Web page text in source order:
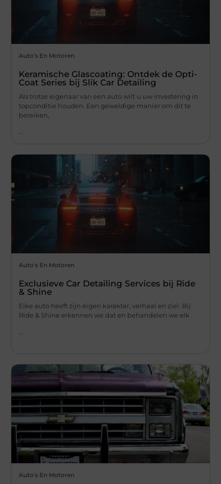
Auto's En Motoren
Keramische Glascoating: Ontdek de Opti-
Coat Series bij Slik Car Detailing
Als trotse eigenaar van een auto wilt u uw investering in
topconditie houden. Een geweldige manier om dit te
bereiken,
...
Auto's En Motoren
Exclusieve Car Detailing Services bij Ride
& Shine
Elke auto heeft zijn eigen karakter, verhaal en ziel. Bij
Ride & Shine erkennen we dat en behandelen we elk
Auto's En Motoren